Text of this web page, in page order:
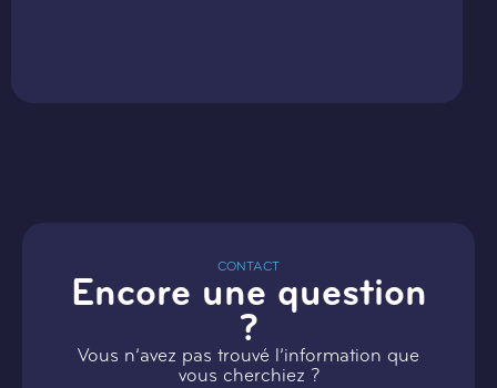
CONTACT
Encore une question
?
Vous n’avez pas trouvé l’information que
vous cherchiez ?